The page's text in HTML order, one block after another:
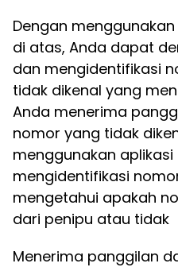
Dengan
di atas, Anda dapat
dan mengidentifikasi
tidak dikenal yang
Anda menerima
nomor yang tidak
menggunakan
mengidentifikasi
mengetahui apakah
dari penipu atau tidak
Menerima panggilan